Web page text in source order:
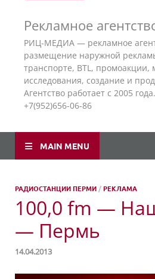
Рекламное
РИЦ-МЕДИА — рекламное
размещение наружной
транспорте, BTL, промоакции,
исследования, создание и
Агентство работает с 2005
+7(952)656-06-86
MAIN MENU
РАДИОСТАНЦИИ ПЕРМИ /РЕКЛАМА
100,0 fm —
— Пермь
14.04.2013